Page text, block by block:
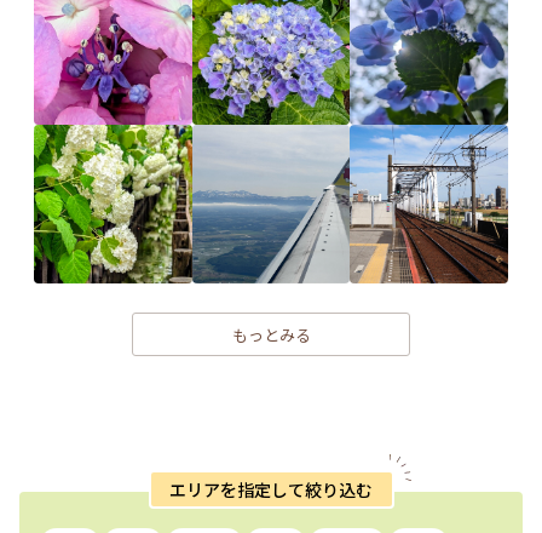
もっとみる
エリアを指定して絞り込む